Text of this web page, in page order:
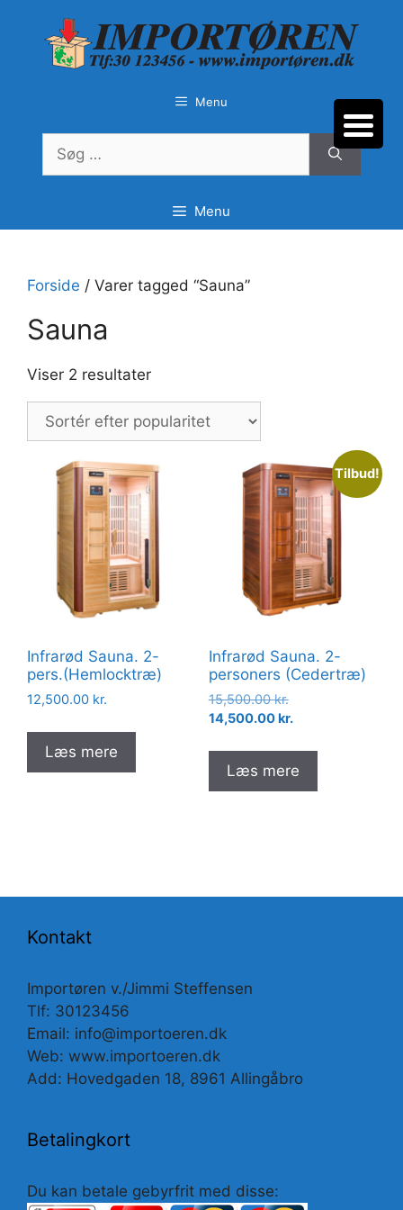
Menu
Søg
efter:
Menu
Forside / Varer tagged “Sauna”
Sauna
Viser 2 resultaterSorteret
popularitet
Infrarød Sauna. 2-
pers.(Hemlocktræ)
12,500.00 kr.
Læs mere
Tilbud!
Infrarød Sauna. 2-
personers (Cedertræ)
15,500.00kr.Den
oprindelige
var:
15,500.00 kr..
14,500.00kr.Den
pris
er:
14,500.00 kr..
Læs mere
Kontakt
Importøren v./Jimmi Steffensen
Tlf: 30123456
Email: info@importoeren.dk
Web: www.importoeren.dk
Add: Hovedgaden 18, 8961 Allingåbro
Betalingkort
Du kan betale gebyrfrit med disse: